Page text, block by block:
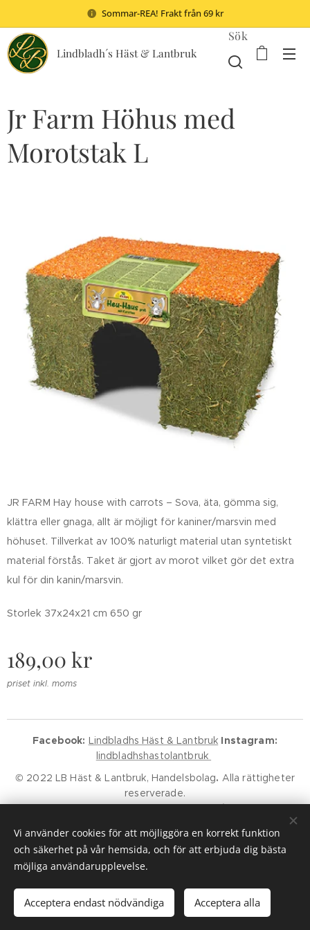
Sommar-REA! Frakt från 69 kr
Lindbladh´s Häst & Lantbruk
Sök
Jr Farm Höhus med
Morotstak L
JR FARM Hay house with carrots – Sova, äta, gömma sig,
klättra eller gnaga, allt är möjligt för kaniner/marsvin med
höhuset. Tillverkat av 100% naturligt material utan syntetiskt
material förstås. Taket är gjort av morot vilket gör det extra
kul för din kanin/marsvin.
Storlek 37x24x21 cm 650 gr
189,00 kr
priset inkl. moms
Lägg i kundvagnen
Facebook: Lindbladhs Häst & Lantbruk Instagram:
lindbladhshastolantbruk
© 2022 LB Häst & Lantbruk, Handelsbolag. Alla rättigheter
reserverade.
Godkänd för F-Skatt.Kundservice
Cookies
Vi använder cookies för att möjliggöra en korrekt funktion
och säkerhet på vår hemsida, och för att erbjuda dig bästa
möjliga användarupplevelse.
Acceptera endast nödvändiga Acceptera alla